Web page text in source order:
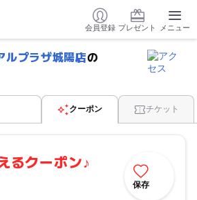
会員登録 プレゼント メニュー
プラザ城陽店の
クーポン チケット
るクーポン♪
保存